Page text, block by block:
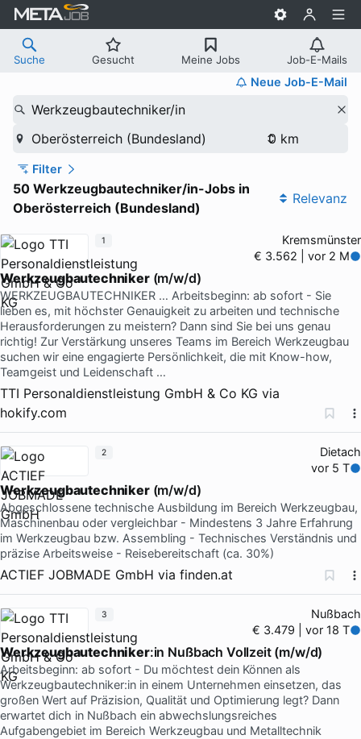
Suche Gesucht Meine Jobs Job-E-Mails
Neue Job-E-Mail
Werkzeugbautechniker/in
Oberösterreich (Bundesland)
Filter
50 Werkzeugbautechniker/in-Jobs in
Oberösterreich (Bundesland)
Relevanz
Kremsmünster
€ 3.562 | vor 2 M
Werkzeugbautechniker(m/w/d)
WERKZEUGBAUTECHNIKER … Arbeitsbeginn: ab sofort - Sie
lieben es, mit höchster Genauigkeit zu arbeiten und technische
Herausforderungen zu meistern? Dann sind Sie bei uns genau
richtig! Zur Verstärkung unseres Teams im Bereich Werkzeugbau
suchen wir eine engagierte Persönlichkeit, die mit Know-how,
Teamgeist und Leidenschaft …
TTI Personaldienstleistung GmbH & Co KG via
hokify.com
1
Dietach
vor 5 T
Werkzeugbautechniker(m/w/d)
Abgeschlossene technische Ausbildung im Bereich Werkzeugbau,
Maschinenbau oder vergleichbar - Mindestens 3 Jahre Erfahrung
im Werkzeugbau bzw. Assembling - Technisches Verständnis und
präzise Arbeitsweise - Reisebereitschaft (ca. 30%)
ACTIEF JOBMADE GmbH via finden.at
2
Nußbach
€ 3.479 | vor 18 T
Werkzeugbautechniker:in Nußbach Vollzeit (m/w/d)
Arbeitsbeginn: ab sofort - Du möchtest dein Können als
Werkzeugbautechniker:in in einem Unternehmen einsetzen, das
großen Wert auf Präzision, Qualität und Optimierung legt? Dann
erwartet dich in Nußbach ein abwechslungsreiches
Aufgabengebiet im Bereich Werkzeugbau und Metalltechnik
3